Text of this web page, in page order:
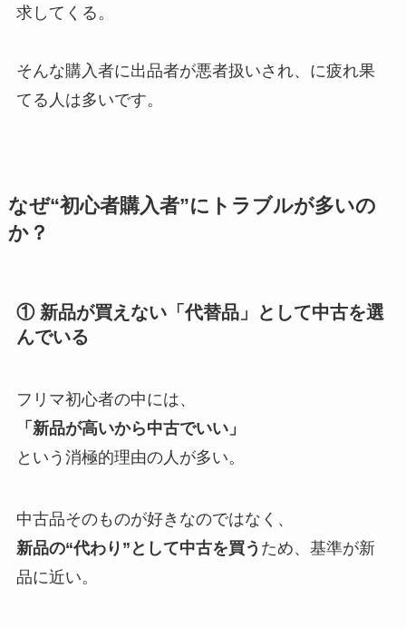
求してくる。
そんな購入者に出品者が悪者扱いされ、に疲れ果
てる人は多いです。
なぜ“初心者購入者”にトラブルが多いの
か？
① 新品が買えない「代替品」として中古を選
んでいる
フリマ初心者の中には、
「新品が高いから中古でいい」
という消極的理由の人が多い。
中古品そのものが好きなのではなく、
新品の“代わり”として中古を買う ため、基準が新
品に近い。